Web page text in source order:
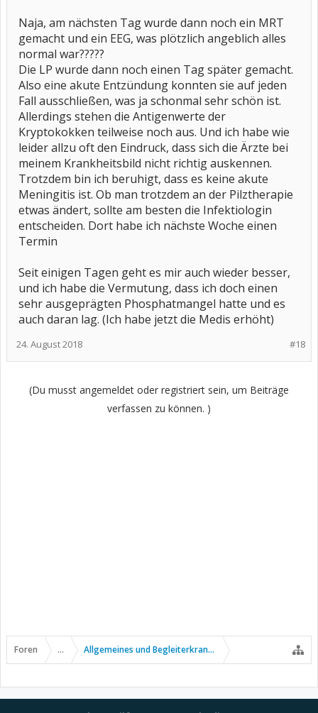
Naja, am nächsten Tag wurde dann noch ein MRT
gemacht und ein EEG, was plötzlich angeblich alles
normal war?????
Die LP wurde dann noch einen Tag später gemacht.
Also eine akute Entzündung konnten sie auf jeden
Fall ausschließen, was ja schonmal sehr schön ist.
Allerdings stehen die Antigenwerte der
Kryptokokken teilweise noch aus. Und ich habe wie
leider allzu oft den Eindruck, dass sich die Ärzte bei
meinem Krankheitsbild nicht richtig auskennen.
Trotzdem bin ich beruhigt, dass es keine akute
Meningitis ist. Ob man trotzdem an der Pilztherapie
etwas ändert, sollte am besten die Infektiologin
entscheiden. Dort habe ich nächste Woche einen
Termin
Seit einigen Tagen geht es mir auch wieder besser,
und ich habe die Vermutung, dass ich doch einen
sehr ausgeprägten Phosphatmangel hatte und es
auch daran lag. (Ich habe jetzt die Medis erhöht)
#18
24. August 2018
(Du musst angemeldet oder registriert sein, um Beiträge
verfassen zu können. )
Foren ... Allgemeines und Begleiterkrankungen